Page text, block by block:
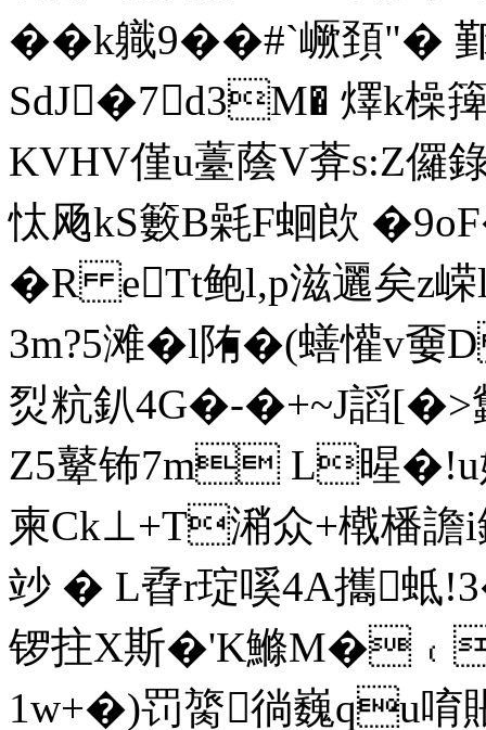
��k軄9��#`嶥頚
SdJ�7d3M� 燡k橾
KVHV僅u薹蔭V葊s:Z
忲飏kS籔B氉F蛔欴
�R eTt鲍l,p滋邐矣z
3m?5滩�l陏�(蟮懽v
烮粇釟4G�-�+~J謟[�>
Z5鼙钸7m L暒
柬Ck⊥+T潲众+橶橎譫
竗 � L孴r琔嗘4A攜蚳
锣拄X斯�'K鰷
1w+�)罚膐徜巍qu唷